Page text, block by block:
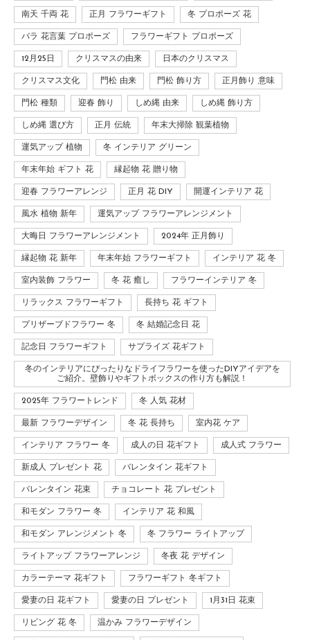
南天 千両 花 正月 フラワーギフト 冬 プロポーズ 花
バラ 花言葉 プロポーズ フラワーギフト プロポーズ
12月25日 クリスマスの由来 日本のクリスマス
クリスマス文化 門松 由来 門松 飾り方 正月飾り 意味
門松 種類 迎春 飾り しめ縄 由来 しめ縄 飾り方
しめ縄 選び方 正月 伝統 年末大掃除 観葉植物
運気アップ 植物 冬 インテリア グリーン
年末年始 ギフト 花 縁起物 花 贈り物
迎春 フラワーアレンジ 正月 花 DIY 開運インテリア 花
風水 植物 新年 運気アップ フラワーアレンジメント
大晦日 フラワーアレンジメント 2024年 正月飾り
縁起物 花 新年 年末年始 フラワーギフト インテリア 花 冬
室内装飾 フラワー 冬 花 癒し フラワーインテリア 冬
リラックス フラワーギフト 長持ち 花 ギフト
プリザーブドフラワー 冬 冬 結婚記念日 花
記念日 フラワーギフト サプライズ 花ギフト
冬のインテリアにぴったりなドライフラワーを使ったDIYアイデアを
ご紹介。壁飾りやギフトボックスの作り方も解説！
2025年 フラワートレンド 冬 人気 花材
最新 フラワーデザイン 冬 花 長持ち 室内花 ケア
インテリア フラワー 冬 成人の日 花ギフト 成人式 フラワー
新成人 プレゼント 花 バレンタイン 花ギフト
バレンタイン 花束 チョコレート 花 プレゼント
和モダン フラワー 冬 インテリア 花 和風
和モダン アレンジメント 冬 冬 フラワー ライトアップ
ライトアップ フラワーアレンジ 冬夜 花 デザイン
カラーテーマ 花ギフト フラワーギフト 冬ギフト
愛妻の日 花ギフト 愛妻の日 プレゼント 1月31日 花束
リビング 花 冬 温かみ フラワーデザイン